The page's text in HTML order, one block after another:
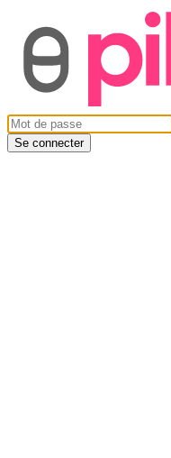
Se connecter